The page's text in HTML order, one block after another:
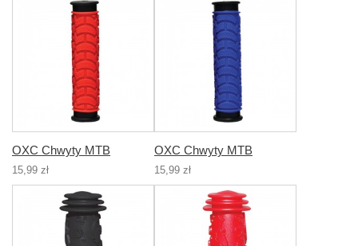
OXC Chwyty MTB
15,99 zł
OXC Chwyty MTB
15,99 zł